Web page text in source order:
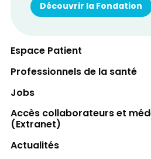
Découvrir la Fondation
Espace Patient
Professionnels de la santé
Jobs
Accès collaborateurs et
(Extranet)
Actualités